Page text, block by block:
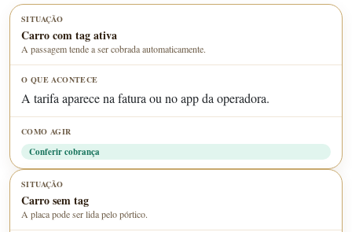
Carro com tag ativa
A passagem tende a ser cobrada automaticamente.
A tarifa aparece na fatura ou no app da operadora.
Conferir cobrança
Carro sem tag
A placa pode ser lida pelo pórtico.